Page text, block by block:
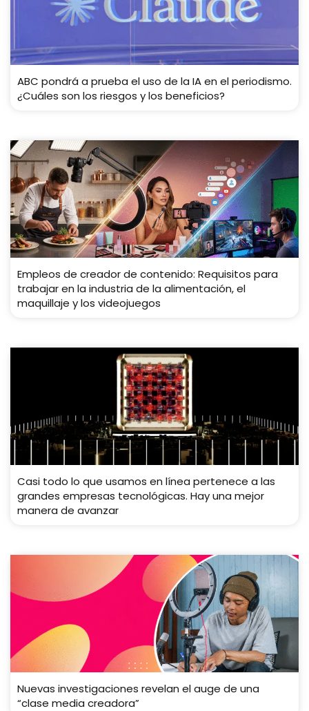
ABC pondrá a prueba el uso de la IA en el periodismo.
¿Cuáles son los riesgos y los beneficios?
Empleos de creador de contenido: Requisitos para
trabajar en la industria de la alimentación, el
maquillaje y los videojuegos
Casi todo lo que usamos en línea pertenece a las
grandes empresas tecnológicas. Hay una mejor
manera de avanzar
Nuevas investigaciones revelan el auge de una
“clase media creadora”